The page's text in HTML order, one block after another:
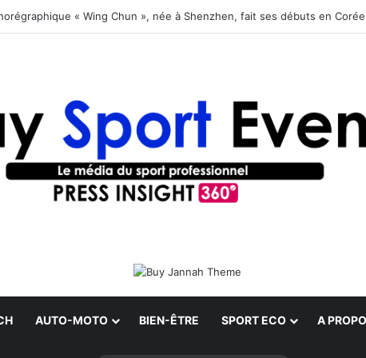
« Wing Chun », née à Shenzhen, fait ses débuts en
AUTO-MOTO BIEN-ÊTRE SPORT ECO A